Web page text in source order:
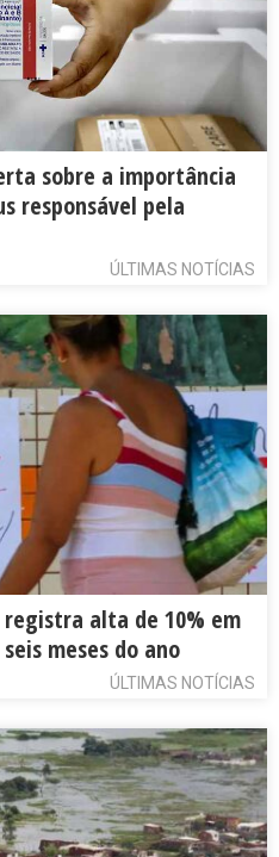
sobre a importância
responsável pela
ÚLTIMAS NOTÍCIAS
alta de 10% em
meses do ano
ÚLTIMAS NOTÍCIAS